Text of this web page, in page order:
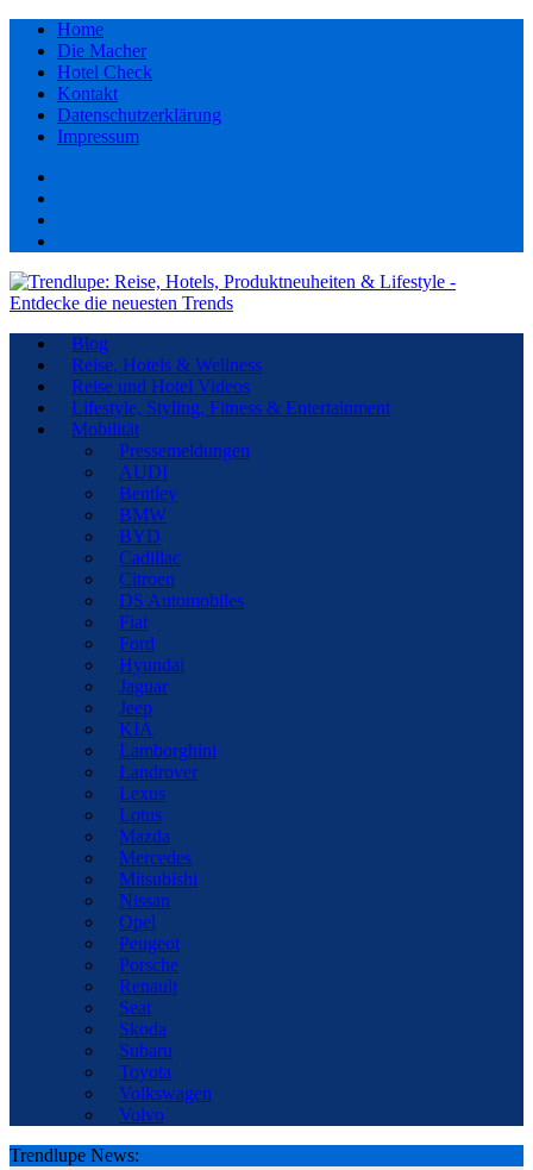
Home
Die Macher
Hotel Check
Kontakt
Datenschutzerklärung
Impressum
Blog
Reise, Hotels & Wellness
Reise und Hotel Videos
Lifestyle, Styling, Fitness & Entertainment
Mobilität
Pressemeldungen
AUDI
Bentley
BMW
BYD
Cadillac
Citroen
DS Automobiles
Fiat
Ford
Hyundai
Jaguar
Jeep
KIA
Lamborghini
Landrover
Lexus
Lotus
Mazda
Mercedes
Mitsubishi
Nissan
Opel
Peugeot
Porsche
Renault
Seat
Skoda
Subaru
Toyota
Volkswagen
Volvo
Trendlupe News: